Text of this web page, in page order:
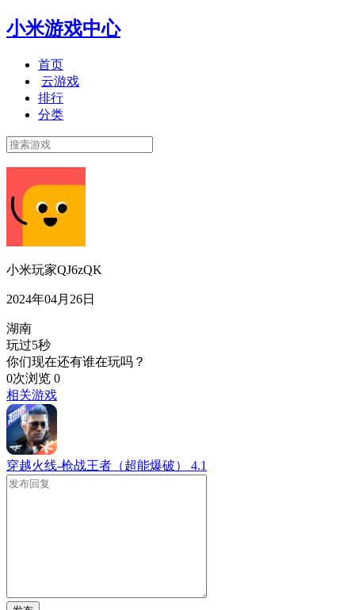
小米游戏中心
首页
云游戏
排行
分类
小米玩家QJ6zQK
2024年04月26日
湖南
玩过5秒
你们现在还有谁在玩吗？
0次浏览 0
相关游戏
穿越火线-枪战王者（超能爆破） 4.1